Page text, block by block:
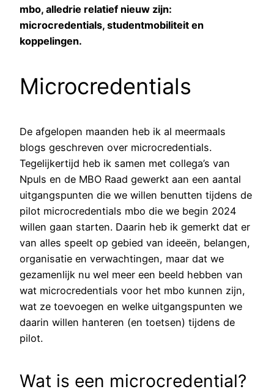
mbo, alledrie relatief nieuw zijn:
microcredentials, studentmobiliteit en
koppelingen.
Microcredentials
De afgelopen maanden heb ik al meermaals
blogs geschreven over microcredentials.
Tegelijkertijd heb ik samen met collega’s van
Npuls en de MBO Raad gewerkt aan een aantal
uitgangspunten die we willen benutten tijdens de
pilot microcredentials mbo die we begin 2024
willen gaan starten. Daarin heb ik gemerkt dat er
van alles speelt op gebied van ideeën, belangen,
organisatie en verwachtingen, maar dat we
gezamenlijk nu wel meer een beeld hebben van
wat microcredentials voor het mbo kunnen zijn,
wat ze toevoegen en welke uitgangspunten we
daarin willen hanteren (en toetsen) tijdens de
pilot.
Wat is een microcredential?